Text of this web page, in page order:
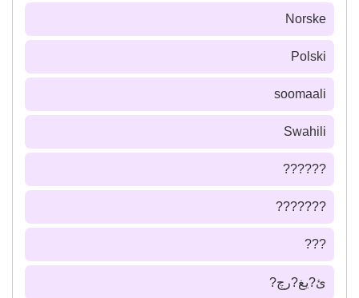
Norske
Polski
soomaali
Swahili
??????
???????
???
ئ?يغ?رچ?